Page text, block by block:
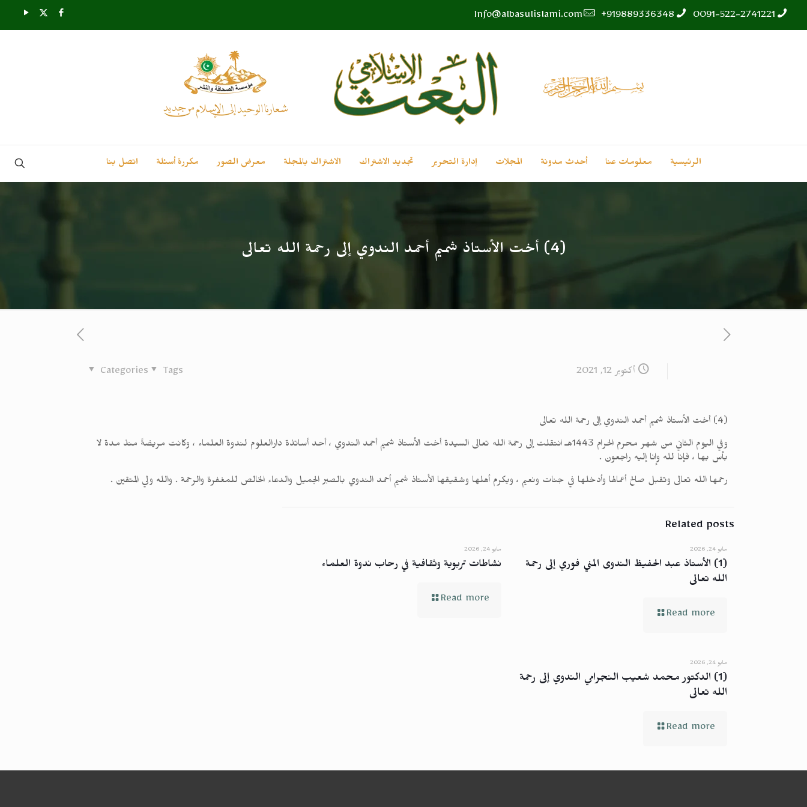
0091-522-2741221
919889336348+
Info@albasulislami.com
الرئيسية معلومات عنا أحدث مدونة المجلات إدارة التحرير تجديد الاشتراك الاشتراك بالمجلة معرض الصور مكررة أسئلة اتصل بنا
(4) أخت الأستاذ شميم أحمد الندوي إلى رحمة الله تعالى
أكتوبر 12, 2021 Categories Tags
(4) أخت الأستاذ شميم أحمد الندوي إلى رحمة الله تعالى
وفي اليوم الثاني من شهر محرم الحرام 1443هـ انتقلت إلى رحمة الله تعالى السيدة أخت الأستاذ شميم أحمد الندوي ، أحد أساتذة دارالعلوم لندوة العلماء ، وكانت مريضةً منذ مدة لا
بأس بها ، فإنا لله وإنا إليه راجعون .
رحمها الله تعالى وتقبل صالح أعمالها وأدخلها في جنات ونعيم ، ويكرم أهلها وشقيقها الأستاذ شميم أحمد الندوي بالصبر الجميل والدعاء الخالص للمغفرة والرحمة . والله ولي المتقين .
Related posts
مايو 24, 2026
(1) الأستاذ عبد الحفيظ الندوى المني فوري إلى رحمة
الله تعالى
Read more
مايو 24, 2026
نشاطات تربوية وثقافية في رحاب ندوة العلماء
Read more
مايو 24, 2026
(1) الدكتور محمد شعيب النجرامي الندوي إلى رحمة
الله تعالى
Read more